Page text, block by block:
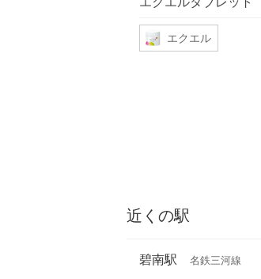
エクエル
近くの駅
碧南駅 名鉄三河線